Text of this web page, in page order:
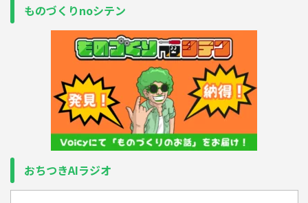
ものづくりnoシテン
おちつきAIラジオ